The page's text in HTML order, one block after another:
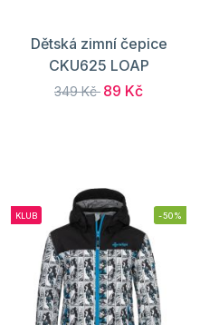
Dětská zimní čepice
CKU625 LOAP
349 Kč 89 Kč
KLUB -50%